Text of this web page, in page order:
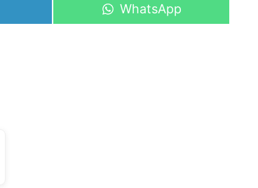
Share
on
WhatsApp